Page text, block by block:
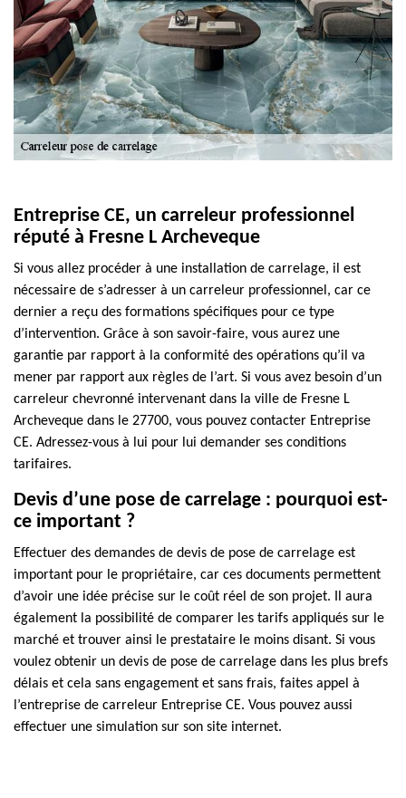
Entreprise CE, un carreleur professionnel
réputé à Fresne L Archeveque
Si vous allez procéder à une installation de carrelage, il est
nécessaire de s’adresser à un carreleur professionnel, car ce
dernier a reçu des formations spécifiques pour ce type
d’intervention. Grâce à son savoir-faire, vous aurez une
garantie par rapport à la conformité des opérations qu’il va
mener par rapport aux règles de l’art. Si vous avez besoin d’un
carreleur chevronné intervenant dans la ville de Fresne L
Archeveque dans le 27700, vous pouvez contacter Entreprise
CE. Adressez-vous à lui pour lui demander ses conditions
tarifaires.
Devis d’une pose de carrelage : pourquoi est-
ce important ?
Effectuer des demandes de devis de pose de carrelage est
important pour le propriétaire, car ces documents permettent
d’avoir une idée précise sur le coût réel de son projet. Il aura
également la possibilité de comparer les tarifs appliqués sur le
marché et trouver ainsi le prestataire le moins disant. Si vous
voulez obtenir un devis de pose de carrelage dans les plus brefs
délais et cela sans engagement et sans frais, faites appel à
l’entreprise de carreleur Entreprise CE. Vous pouvez aussi
effectuer une simulation sur son site internet.